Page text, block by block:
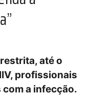
até o
profissionais
a infecção.